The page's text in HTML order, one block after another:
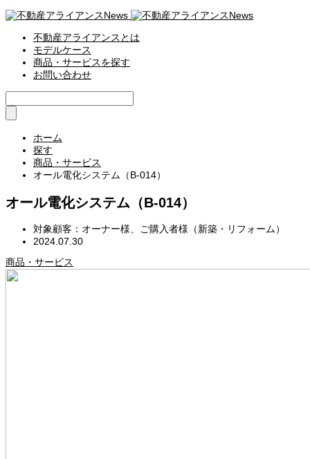
不動産アライアンスとは
モデルケース
商品・サービスを探す
お問い合わせ
ホーム
探す
商品・サービス
オール電化システム（B-014）
オール電化システム（B-014）
対象顧客：オーナー様、ご購入者様（新築・リフォーム）
2024.07.30
商品・サービス